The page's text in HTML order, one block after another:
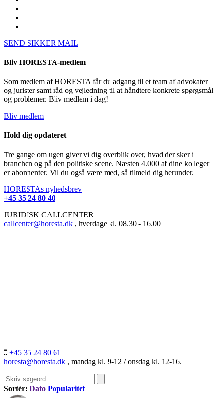
SEND SIKKER MAIL
Bliv HORESTA-medlem
Som medlem af HORESTA får du adgang til et team af advokater
og jurister samt råd og vejledning til at håndtere konkrete spørgsmål
og problemer. Bliv medlem i dag!
Bliv medlem
Hold dig opdateret
Tre gange om ugen giver vi dig overblik over, hvad der sker i
branchen og på den politiske scene. Næsten 4.000 af dine kolleger
er abonnenter. Vil du også være med, så tilmeld dig herunder.
HORESTAs nyhedsbrev
+45 35 24 80 40
JURIDISK CALLCENTER
callcenter@horesta.dk , hverdage kl. 08.30 - 16.00
+45 35 24 80 61
horesta@horesta.dk , mandag kl. 9-12 / onsdag kl. 12-16.
Sortér: Dato Popularitet